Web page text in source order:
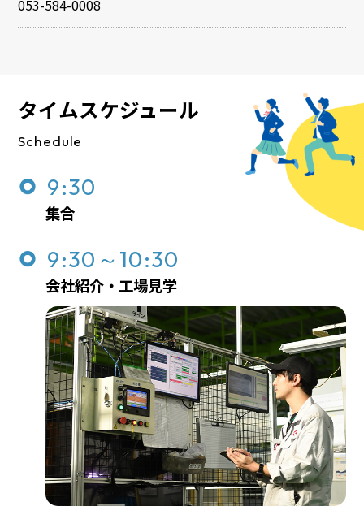
053-584-0008
タイムスケジュール
Schedule
9:30
集合
9:30～10:30
会社紹介・工場見学